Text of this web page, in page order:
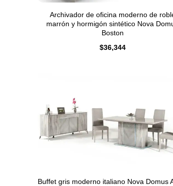
Archivador de oficina moderno de
marrón y hormigón sintético Nova
Boston
$36,344
Buffet gris moderno italiano Nova Domus